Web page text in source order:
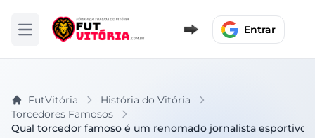
Abrir menu Entrar
FutVitória
História do Vitória
Torcedores Famosos
Qual torcedor famoso é um renomado jornalista esportivo?